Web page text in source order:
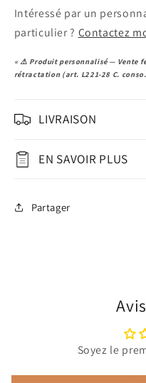
Intéressé par un
particulier ? Contactez
« ⚠️ Produit personnalisé — Vente
rétractation (art. L221-28 C.
LIVRAISON
EN SAVOIR PLUS
Partager
Soyez le